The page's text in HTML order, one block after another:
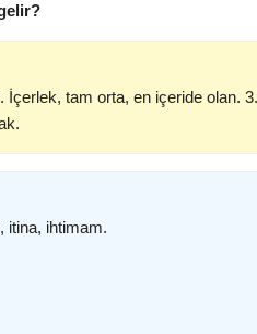
İçerlek, tam orta, en içeride olan.
itina, ihtimam.